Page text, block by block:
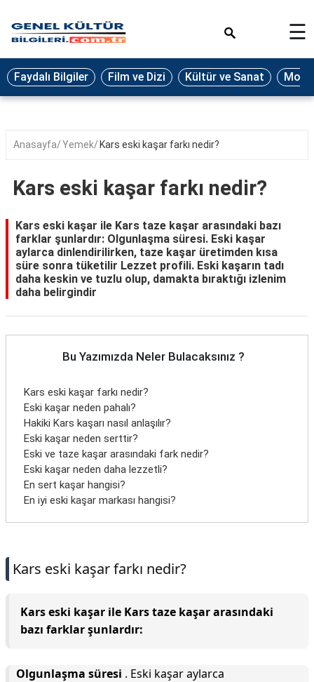
Eğitim
Ekonomi
Seyahat
Oyun
Yaşam
Hukuk
Blog
☰
Faydalı Bilgiler Film ve Dizi Kültür ve Sanat
Anasayfa Yemek Kars eski kaşar farkı nedir?
Kars eski kaşar farkı nedir?
Kars eski kaşar ile Kars taze kaşar arasındaki bazı
farklar şunlardır: Olgunlaşma süresi. Eski kaşar
aylarca dinlendirilirken, taze kaşar üretimden kısa
süre sonra tüketilir Lezzet profili. Eski kaşarın tadı
daha keskin ve tuzlu olup, damakta bıraktığı izlenim
daha belirgindir
Bu Yazımızda Neler Bulacaksınız ?
Kars eski kaşar farkı nedir?
Eski kaşar neden pahalı?
Hakiki Kars kaşarı nasıl anlaşılır?
Eski kaşar neden serttir?
Eski ve taze kaşar arasındaki fark nedir?
Eski kaşar neden daha lezzetli?
En sert kaşar hangisi?
En iyi eski kaşar markası hangisi?
Kars eski kaşar farkı nedir?
Kars eski kaşar ile Kars taze kaşar arasındaki
bazı farklar şunlardır:
Olgunlaşma süresi . Eski kaşar aylarca